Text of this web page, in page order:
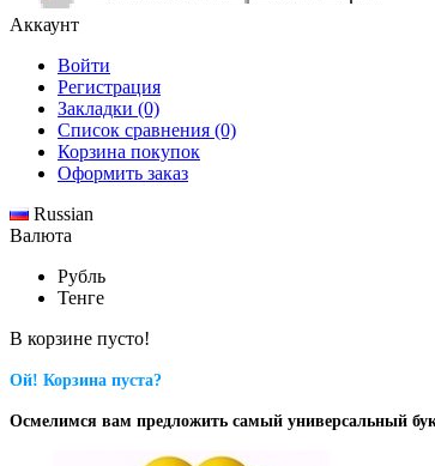
Аккаунт
Войти
Регистрация
Закладки (0)
Список сравнения (0)
Корзина покупок
Оформить заказ
Russian
Валюта
Рубль
Тенге
В корзине пусто!
Ой! Корзина пуста?
Осмелимся вам предложить самый универсальный